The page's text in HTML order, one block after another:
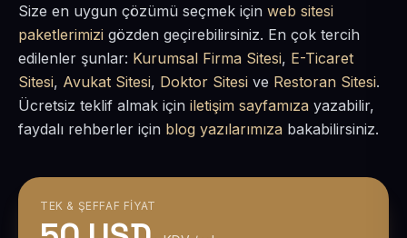
Size en uygun çözümü seçmek için web sitesi
paketlerimizi gözden geçirebilirsiniz. En çok tercih
edilenler şunlar: Kurumsal Firma Sitesi, E-Ticaret
Sitesi, Avukat Sitesi, Doktor Sitesi ve Restoran Sitesi.
Ücretsiz teklif almak için iletişim sayfamıza yazabilir,
faydalı rehberler için blog yazılarımıza bakabilirsiniz.
TEK & ŞEFFAF FIYAT